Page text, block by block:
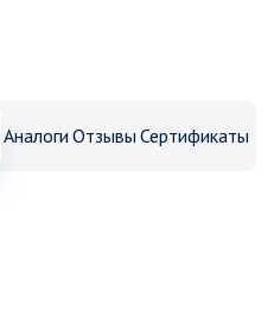
Аналоги Отзывы Сертификаты